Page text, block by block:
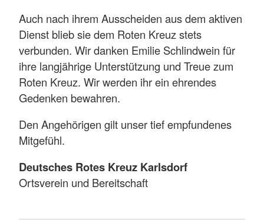
Auch nach ihrem Ausscheiden aus dem aktiven
Dienst blieb sie dem Roten Kreuz stets
verbunden. Wir danken Emilie Schlindwein für
ihre langjährige Unterstützung und Treue zum
Roten Kreuz. Wir werden ihr ein ehrendes
Gedenken bewahren.
Den Angehörigen gilt unser tief empfundenes
Mitgefühl.
Deutsches Rotes Kreuz Karlsdorf
Ortsverein und Bereitschaft